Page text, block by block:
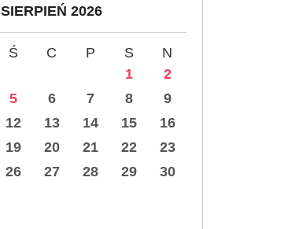
SIERPIEŃ 2026
Ś C P S
N
1
2
5 6 7 8
9
12 13 14 15
16
19 20 21 22
23
26 27 28 29
30